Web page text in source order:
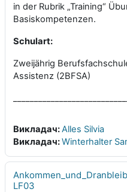
in der Rubrik „Training“
Basiskompetenzen.
Schulart:
Zweijährig
Assistenz (2BFSA)
Викладач:Alles Silvia
Викладач:Winterhalter
LF03